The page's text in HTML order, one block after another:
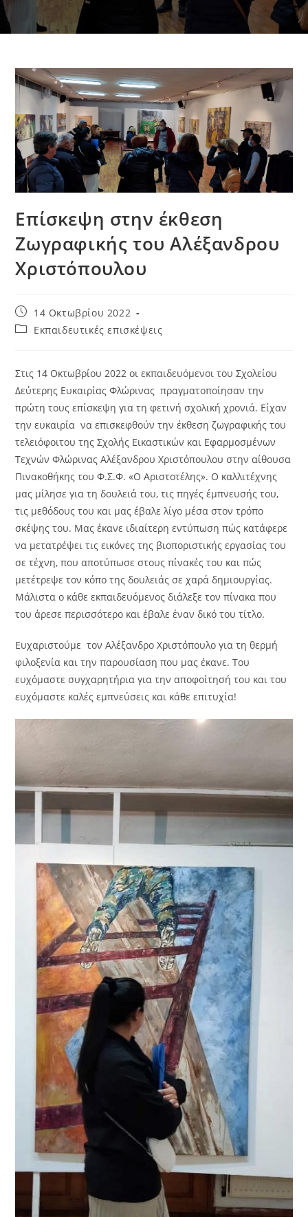
Επίσκεψη στην έκθεση
Ζωγραφικής του Αλέξανδρου
Χριστόπουλου
Post
published:
14 Οκτωβρίου 2022
PostΕκπαιδευτικές επισκέψεις
Στις 14 Οκτωβρίου 2022 οι εκπαιδευόμενοι του Σχολείου
Δεύτερης Ευκαιρίας Φλώρινας πραγματοποίησαν την
πρώτη τους επίσκεψη για τη φετινή σχολική χρονιά. Είχαν
την ευκαιρία να επισκεφθούν την έκθεση ζωγραφικής του
τελειόφοιτου της Σχολής Εικαστικών και Εφαρμοσμένων
Τεχνών Φλώρινας Αλέξανδρου Χριστόπουλου στην αίθουσα
Πινακοθήκης του Φ.Σ.Φ. «Ο Αριστοτέλης». Ο καλλιτέχνης
μας μίλησε για τη δουλειά του, τις πηγές έμπνευσής του,
τις μεθόδους του και μας έβαλε λίγο μέσα στον τρόπο
σκέψης του. Μας έκανε ιδιαίτερη εντύπωση πώς κατάφερε
να μετατρέψει τις εικόνες της βιοποριστικής εργασίας του
σε τέχνη, που αποτύπωσε στους πίνακές του και πώς
μετέτρεψε τον κόπο της δουλειάς σε χαρά δημιουργίας.
Μάλιστα ο κάθε εκπαιδευόμενος διάλεξε τον πίνακα που
του άρεσε περισσότερο και έβαλε έναν δικό του τίτλο.
Ευχαριστούμε τον Αλέξανδρο Χριστόπουλο για τη θερμή
φιλοξενία και την παρουσίαση που μας έκανε. Του
ευχόμαστε συγχαρητήρια για την αποφοίτησή του και του
ευχόμαστε καλές εμπνεύσεις και κάθε επιτυχία!